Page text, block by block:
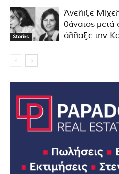
Stories
Άνελιζε
θάνατος μετά
άλλαξε την